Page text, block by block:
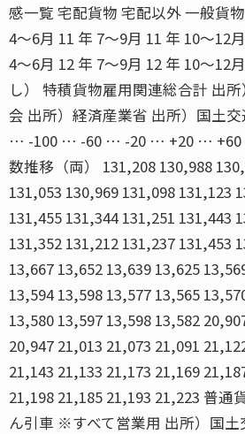
感一覧 宅配貨物 宅配以外 一般貨
4〜6月 11 年 7〜9月 11 年 10〜12
4〜6月 12 年 7〜9月 12 年 10〜12
し） 特積貨物雇用関連総合計 出
会 出所）経済産業省 出所）国土
… -100 … -60 … -20 … +20 … +60
数推移（両） 131,208 130,988
131,053 130,969 131,098 131,123
131,455 131,344 131,251 131,443
131,352 131,212 131,237 131,453
13,667 13,652 13,639 13,625
13,594 13,598 13,577 13,565
13,580 13,597 13,598 13,582
20,947 21,013 21,073 21,091
21,143 21,133 21,173 21,169
21,198 21,185 21,193 21,223 普通
ん引車 ※すべて営業用 出所）国土